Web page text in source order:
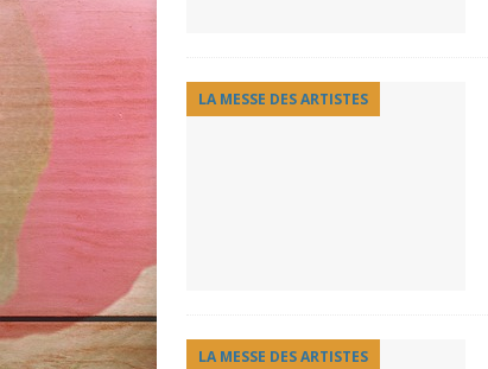
LA MESSE DES ARTISTES
LA MESSE DES ARTISTES